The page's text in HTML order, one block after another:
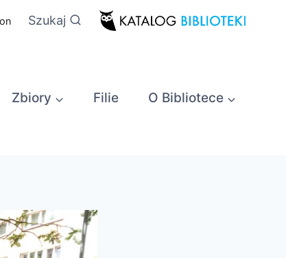
Szukaj
Zbiory Filie O Bibliotece